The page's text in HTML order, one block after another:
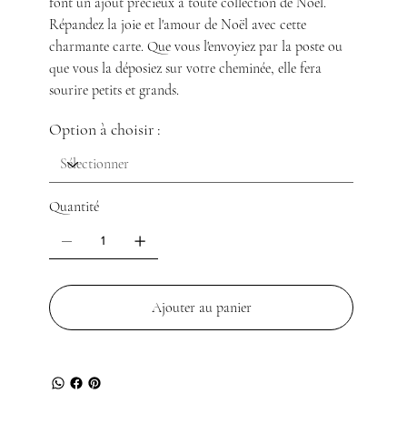
Répandez la joie et l'amour de Noël avec cette
charmante carte. Que vous l'envoyiez par la poste ou
que vous la déposiez sur votre cheminée, elle fera
sourire petits et grands.
Option à choisir :
Quantité
Ajouter au panier